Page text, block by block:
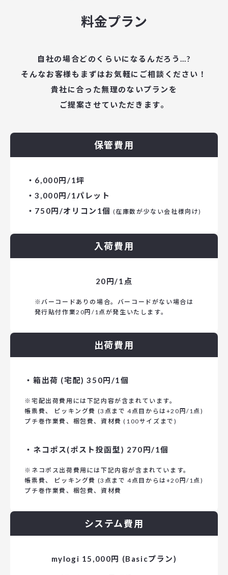
料金プラン
自社の場合どのくらいになるんだろう…?
そんなお客様もまずはお気軽にご相談ください！
貴社に合った無理のないプランを
ご提案させていただきます。
保管費用
・6,000円/1坪
・3,000円/1パレット
・750円/オリコン1個 (在庫数が少ない会社様向け)
入荷費用
20円/1点
※バーコードありの場合。 バーコードがない場合は
発行貼付作業20円/1点が発生いたします。
出荷費用
・箱出荷 (宅配) 350円/1個
※宅配出荷費用には下記内容が含まれています。
帳票費、 ピッキング費 (3点まで 4点目からは+20円/1点)
プチ巻作業費、梱包費、資材費 (100サイズまで)
・ネコポス(ポスト投函型) 270円/1個
※ネコポス出荷費用には下記内容が含まれています。
帳票費、 ピッキング費 (3点まで 4点目からは+20円/1点)
プチ巻作業費、梱包費、資材費
システム費用
mylogi 15,000円 (Basicプラン)